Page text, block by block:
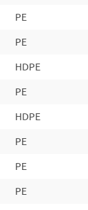
PE
PE
HDPE
PE
HDPE
PE
PE
PE